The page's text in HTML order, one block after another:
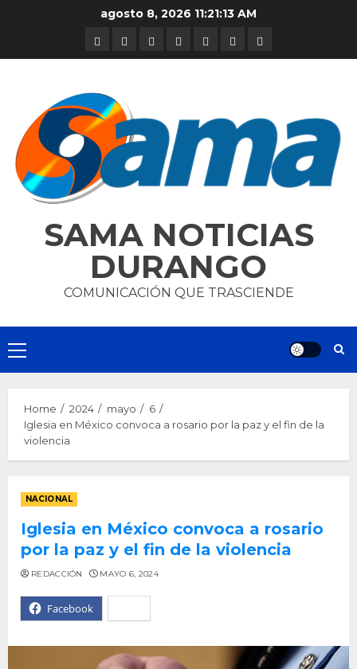
agosto 8, 2026 11:21:13 AM
DURANGO
NACIONAL
INTERNACIONAL
DEPORTES
ENTRETENIMIENTO
CIENCIA
Y
OPINION
SAMA NOTICIAS
DURANGO
COMUNICACIÓN QUE TRASCIENDE
Primary
Menu
Home 2024 mayo
6
Iglesia en México convoca a rosario por la paz y el fin de la
violencia
NACIONAL
Iglesia en México convoca a rosario
por la paz y el fin de la violencia
Facebook
REDACCIÓN MAYO 6, 2024